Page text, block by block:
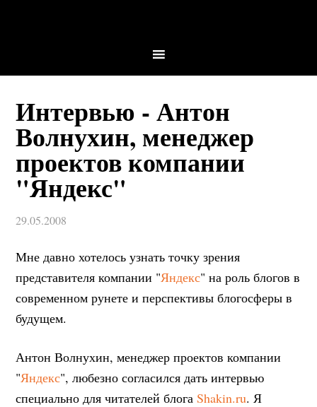
Интервью - Антон
Волнухин, менеджер
проектов компании
"Яндекс"
29.05.2008
Мне давно хотелось узнать точку зрения
представителя компании "Яндекс" на роль блогов в
современном рунете и перспективы блогосферы в
будущем.
Антон Волнухин, менеджер проектов компании
"Яндекс", любезно согласился дать интервью
специально для читателей блогаShakin.ru. Я